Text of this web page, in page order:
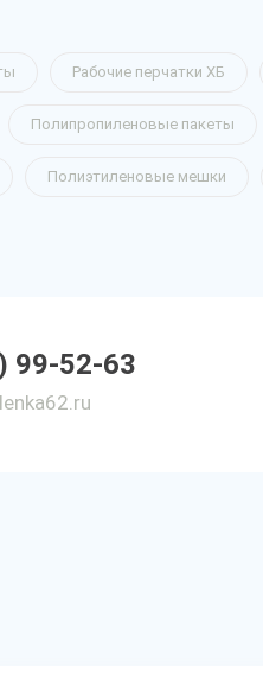
Рабочие перчатки ХБ
Полипропиленовые пакеты
Полиэтиленовые мешки
99-52-63